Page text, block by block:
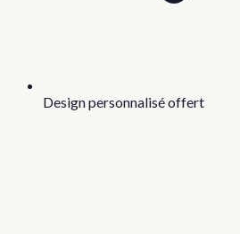
Design personnalisé offert